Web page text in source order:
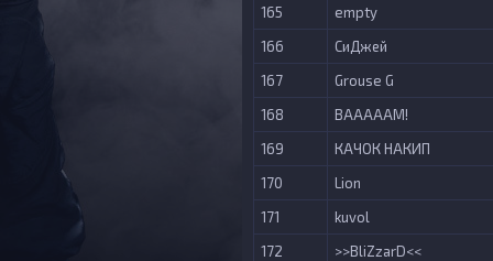
165
empty
166
СиДжей
167
Grouse G
168
BAAAAAM!
169
КАЧОК НАКИП
170
Lion
171
kuvol
172
>>BliZzarD<<